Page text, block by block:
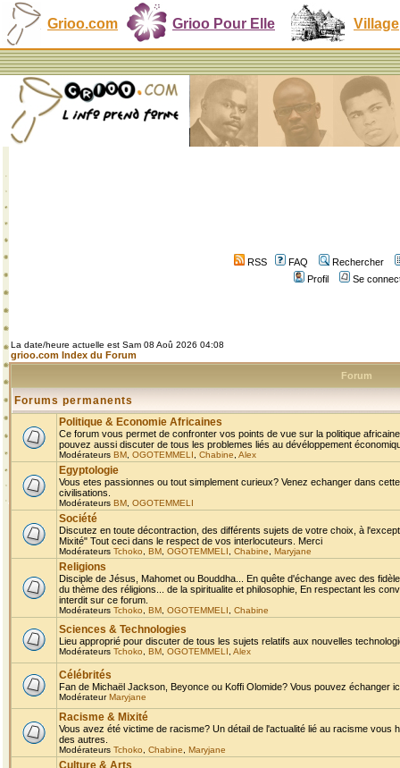
Grioo.com Grioo Pour Elle Village
RSS FAQ
Rechercher
Profil
Se
La date/heure actuelle est Sam 08 Aoû 2026 04:08
grioo.com Index du Forum
Forum
Forums permanents
Politique & Economie Africaines
Ce forum vous permet de confronter vos points de vue sur la politique
pouvez aussi discuter de tous les problemes liés au dévéloppement
Modérateurs BM OGOTEMMELI Chabine Alex
Egyptologie
Vous etes passionnes ou tout simplement curieux? Venez echanger dans
civilisations.
Modérateurs BM OGOTEMMELI
Société
Discutez en toute décontraction, des différents sujets de votre choix, à
Mixité" Tout ceci dans le respect de vos interlocuteurs. Merci
Modérateurs Tchoko BM OGOTEMMELI Chabine Maryjane
Religions
Disciple de Jésus, Mahomet ou Bouddha... En quête d'échange avec des
du thème des réligions... de la spiritualite et philosophie, En respectant les
interdit sur ce forum.
Modérateurs Tchoko BM OGOTEMMELI Chabine
Sciences & Technologies
Lieu approprié pour discuter de tous les sujets relatifs aux nouvelles
Modérateurs Tchoko BM OGOTEMMELI Alex
Célébrités
Fan de Michaël Jackson, Beyonce ou Koffi Olomide? Vous pouvez échanger
ModérateurMaryjane
Racisme & Mixité
Vous avez été victime de racisme? Un détail de l'actualité lié au racisme
des autres.
Modérateurs Tchoko Chabine Maryjane
Culture & Arts